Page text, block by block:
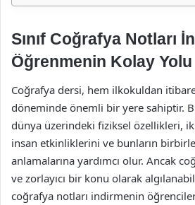
Sınıf Coğrafya Notları
Öğrenmenin Kolay Yolu
Coğrafya dersi, hem ilkokuldan
döneminde önemli bir yere sahiptir.
dünya üzerindeki fiziksel özellikleri,
insan etkinliklerini ve bunların
anlamalarına yardımcı olur. Ancak
ve zorlayıcı bir konu olarak
coğrafya notları indirmenin